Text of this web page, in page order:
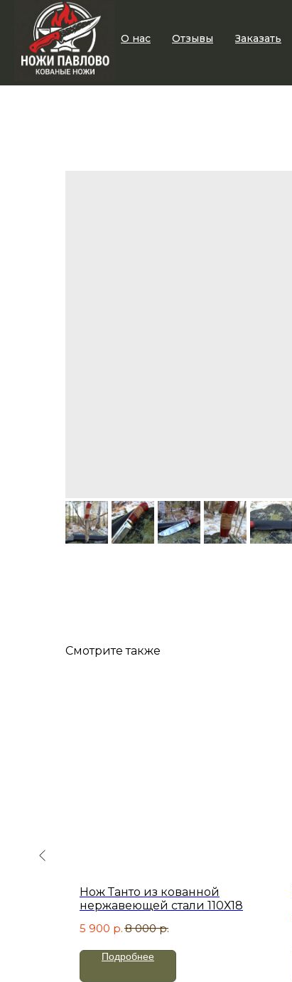
Заказать
Отзывы
О нас
Смотрите также
Нож Танто из кованной
нержавеющей стали 110Х18
5 900 р. 8 000 р.
Подробнее